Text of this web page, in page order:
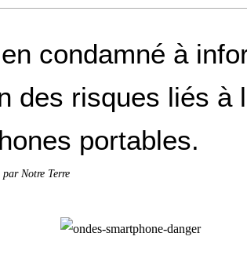
condamné à
des risques liés à
portables.
par Notre Terre